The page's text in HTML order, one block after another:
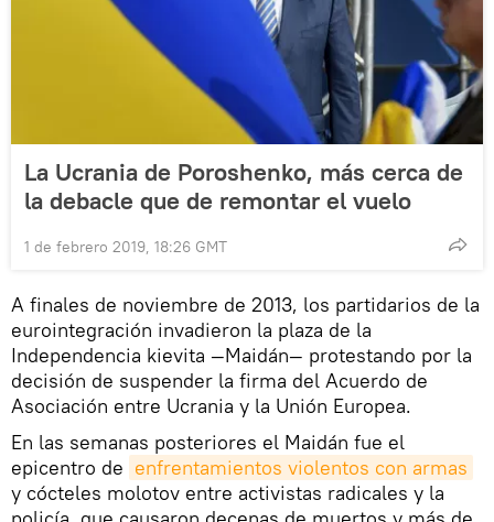
La Ucrania de Poroshenko, más cerca de
la debacle que de remontar el vuelo
1 de febrero 2019, 18:26 GMT
A finales de noviembre de 2013, los partidarios de la
eurointegración invadieron la plaza de la
Independencia kievita —Maidán— protestando por la
decisión de suspender la firma del Acuerdo de
Asociación entre Ucrania y la Unión Europea.
En las semanas posteriores el Maidán fue el
epicentro de enfrentamientos violentos con armas
y cócteles molotov entre activistas radicales y la